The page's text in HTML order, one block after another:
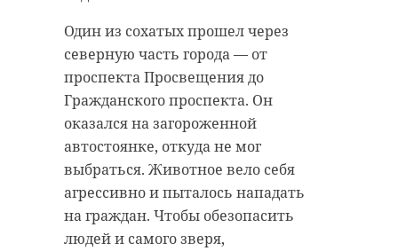
Один из сохатых прошел через
северную часть города — от
проспекта Просвещения до
Гражданского проспекта. Он
оказался на загороженной
автостоянке, откуда не мог
выбраться. Животное вело себя
агрессивно и пыталось нападать
на граждан. Чтобы обезопасить
людей и самого зверя,